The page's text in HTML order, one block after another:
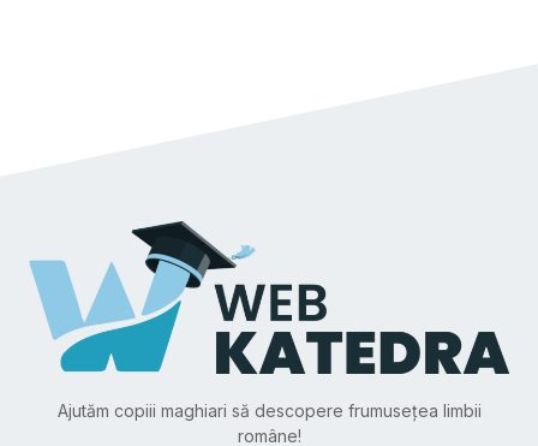
Ajutăm copiii maghiari să descopere frumusețea limbii
române!